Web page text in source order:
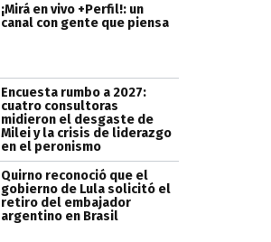
¡Mirá en vivo +Perfil!: un
canal con gente que piensa
Encuesta rumbo a 2027:
cuatro consultoras
midieron el desgaste de
Milei y la crisis de liderazgo
en el peronismo
Quirno reconoció que el
gobierno de Lula solicitó el
retiro del embajador
argentino en Brasil